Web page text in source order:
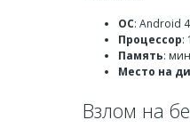
ОС: Android
Процессор:
Память:
Место на
Взлом на